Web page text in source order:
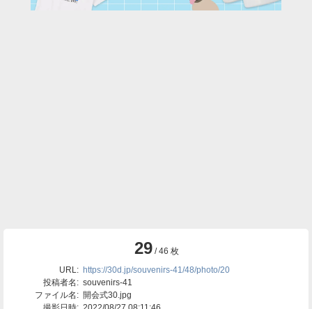
29/ 46 枚
URL: https://30d.jp/souvenirs-41/48/photo/20
投稿者名: souvenirs-41
ファイル名: 開会式30.jpg